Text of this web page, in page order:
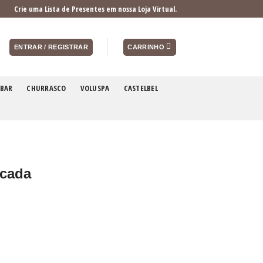
Crie uma Lista de Presentes em nossa Loja Virtual.
ENTRAR / REGISTRAR CARRINHO
BAR CHURRASCO VOLUSPA CASTELBEL